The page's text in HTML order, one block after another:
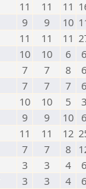
11 11 11
9 9 10
11 11 11
10 10 6
7 7 8
7 7 7
10 10 5
9 9 10
11 11 12
7 7 8
3 3 4
3 3 4